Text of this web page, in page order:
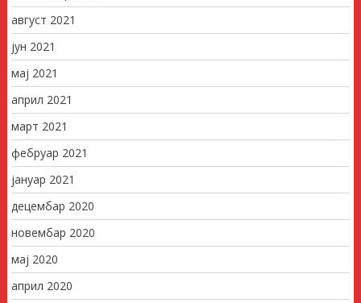
август 2021
јун 2021
мај 2021
април 2021
март 2021
фебруар 2021
јануар 2021
децембар 2020
новембар 2020
мај 2020
април 2020